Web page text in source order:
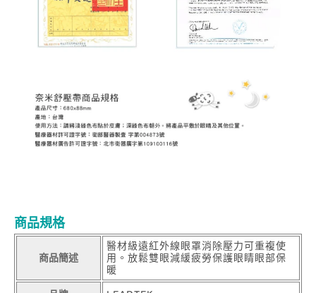
商品規格
商品簡述
醫材級遠紅外線眼罩消除壓力可重複使
用。放鬆雙眼減緩疲勞保護眼睛眼部保
暖